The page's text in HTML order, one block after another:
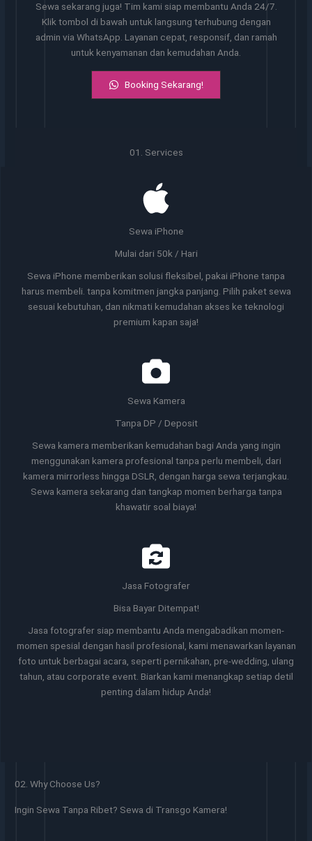
Sewa sekarang juga! Tim kami siap membantu Anda 24/7.
Klik tombol di bawah untuk langsung terhubung dengan
admin via WhatsApp. Layanan cepat, responsif, dan ramah
untuk kenyamanan dan kemudahan Anda.
Booking Sekarang!
01. Services
Sewa iPhone
Mulai dari 50k / Hari
Sewa iPhone memberikan solusi fleksibel, pakai iPhone tanpa
harus membeli. tanpa komitmen jangka panjang. Pilih paket sewa
sesuai kebutuhan, dan nikmati kemudahan akses ke teknologi
premium kapan saja!
Sewa Kamera
Tanpa DP / Deposit
Sewa kamera memberikan kemudahan bagi Anda yang ingin
menggunakan kamera profesional tanpa perlu membeli, dari
kamera mirrorless hingga DSLR, dengan harga sewa terjangkau.
Sewa kamera sekarang dan tangkap momen berharga tanpa
khawatir soal biaya!
Jasa Fotografer
Bisa Bayar Ditempat!
Jasa fotografer siap membantu Anda mengabadikan momen-
momen spesial dengan hasil profesional, kami menawarkan layanan
foto untuk berbagai acara, seperti pernikahan, pre-wedding, ulang
tahun, atau corporate event. Biarkan kami menangkap setiap detil
penting dalam hidup Anda!
02. Why Choose Us?
Ingin Sewa Tanpa Ribet? Sewa di Transgo Kamera!